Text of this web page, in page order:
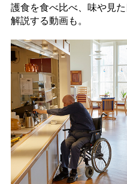
護食を食べ比べ、味や見
解説する動画も。